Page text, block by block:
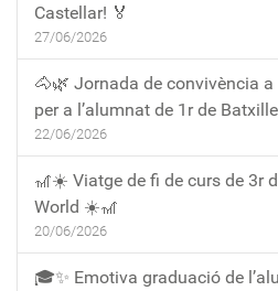
Castellar! 🏅
27/06/2026
🐴🌿 Jornada de convivència a
per a l’alumnat de 1r de
22/06/2026
🎢☀️ Viatge de fi de curs de 3r
World ☀️🎢
20/06/2026
🎓✨ Emotiva graduació de